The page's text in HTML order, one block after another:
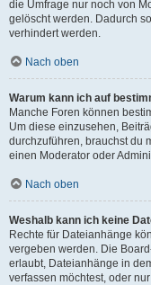
die Umfrage nur noch von
gelöscht werden. Dadurch
verhindert werden.
Nach oben
Warum kann ich auf
Manche Foren können
Um diese einzusehen,
durchzuführen, brauchst du
einen Moderator oder
Nach oben
Weshalb kann ich keine
Rechte für Dateianhänge
vergeben werden. Die
erlaubt, Dateianhänge in
verfassen möchtest, oder